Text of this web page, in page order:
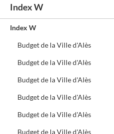
Index W
Index W
Budget de la Ville d'Alès
Budget de la Ville d'Alès
Budget de la Ville d'Alès
Budget de la Ville d'Alès
Budget de la Ville d'Alès
Budget de la Ville d'Alès